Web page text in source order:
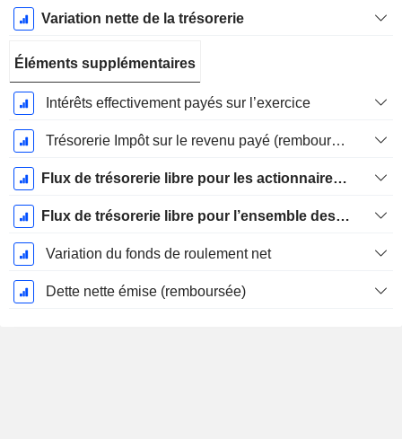
Variation nette de la trésorerie
Éléments supplémentaires
Intérêts effectivement payés sur l’exercice
Trésorerie Impôt sur le revenu payé (remboursement)Impôt effectivement payé (remboursé) sur l’exercice
Flux de trésorerie libre pour les actionnaires FCFE
Flux de trésorerie libre pour l’ensemble des pourvoyeurs de fonds (créanciers et actionnaires) FCFF
Variation du fonds de roulement net
Dette nette émise (remboursée)